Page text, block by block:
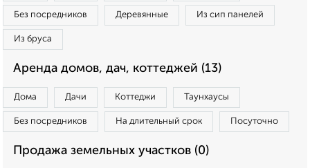
Без посредников Деревянные Из сип панелей
Из бруса
Аренда домов, дач, коттеджей (13)
Дома Дачи Коттеджи Таунхаусы
Без посредников На длительный срок Посуточно
Продажа земельных участков (0)